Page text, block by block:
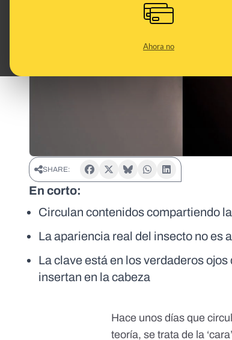
Ahora no
SHARE:
En corto:
Circulan contenidos compartiendo
La apariencia real del insecto no es
La clave está en los verdaderos
insertan en la cabeza
Hace unos días que
teoría, se trata de la